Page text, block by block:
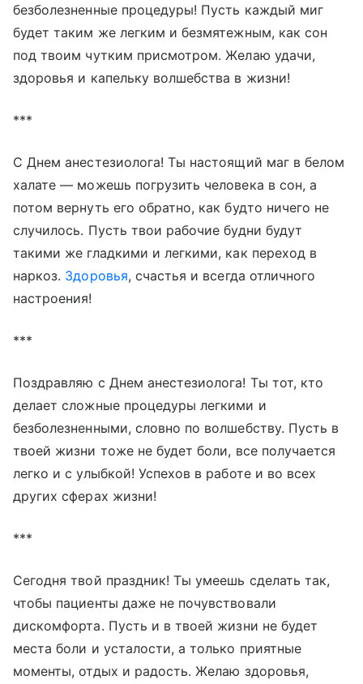
безболезненные процедуры! Пусть каждый миг
будет таким же легким и безмятежным, как сон
под твоим чутким присмотром. Желаю удачи,
здоровья и капельку волшебства в жизни!
***
С Днем анестезиолога! Ты настоящий маг в белом
халате — можешь погрузить человека в сон, а
потом вернуть его обратно, как будто ничего не
случилось. Пусть твои рабочие будни будут
такими же гладкими и легкими, как переход в
наркоз. Здоровья, счастья и всегда отличного
настроения!
***
Поздравляю с Днем анестезиолога! Ты тот, кто
делает сложные процедуры легкими и
безболезненными, словно по волшебству. Пусть в
твоей жизни тоже не будет боли, все получается
легко и с улыбкой! Успехов в работе и во всех
других сферах жизни!
***
Сегодня твой праздник! Ты умеешь сделать так,
чтобы пациенты даже не почувствовали
дискомфорта. Пусть и в твоей жизни не будет
места боли и усталости, а только приятные
моменты, отдых и радость. Желаю здоровья,